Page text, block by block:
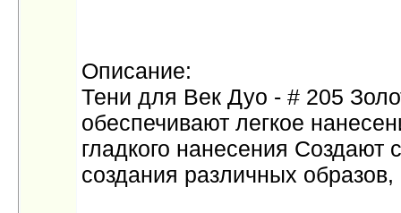
Описание:
Тени для Век Дуо - # 205
обеспечивают легкое
гладкого нанесения
создания различных